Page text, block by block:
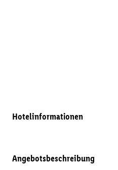
Hotelinformationen
Angebotsbeschreibung